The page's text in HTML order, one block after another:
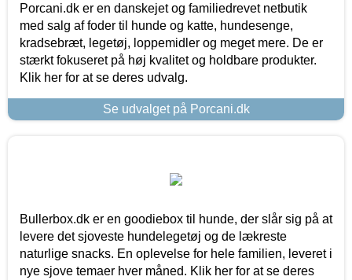
Porcani.dk er en danskejet og familiedrevet netbutik
med salg af foder til hunde og katte, hundesenge,
kradsebræt, legetøj, loppemidler og meget mere. De er
stærkt fokuseret på høj kvalitet og holdbare produkter.
Klik her for at se deres udvalg.
Se udvalget på Porcani.dk
Bullerbox.dk er en goodiebox til hunde, der slår sig på at
levere det sjoveste hundelegetøj og de lækreste
naturlige snacks. En oplevelse for hele familien, leveret i
nye sjove temaer hver måned. Klik her for at se deres